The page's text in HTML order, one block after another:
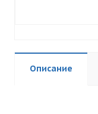
Описание